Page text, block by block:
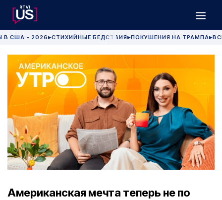
В США - 2026 ▶СТИХИЙНЫЕ БЕДСТВИЯ▶ПОКУШЕНИЯ НА ТРАМПА▶
Американская мечта теперь не по